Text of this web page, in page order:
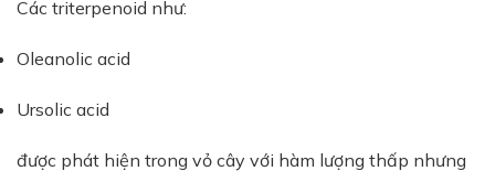
Các triterpenoid như:
Oleanolic acid
Ursolic acid
được phát hiện trong vỏ cây với hàm lượng thấp nhưng